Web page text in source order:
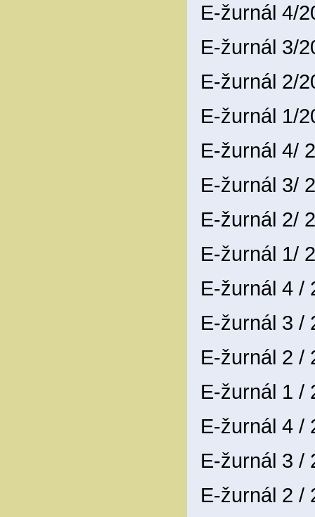
E-žurnál 4/
E-žurnál 3/
E-žurnál 2/
E-žurnál 1/
E-žurnál 4/
E-žurnál 3/
E-žurnál 2/
E-žurnál 1/
E-žurnál 4 /
E-žurnál 3 /
E-žurnál 2 /
E-žurnál 1 /
E-žurnál 4 /
E-žurnál 3 /
E-žurnál 2 /